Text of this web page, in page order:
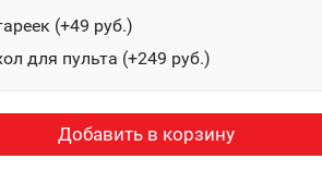
(+49 руб.)
для пульта (+249 руб.)
Добавить в корзину